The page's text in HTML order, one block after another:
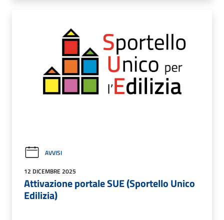
AVVISI
12 DICEMBRE 2025
Attivazione portale SUE (Sportello Unico
Edilizia)